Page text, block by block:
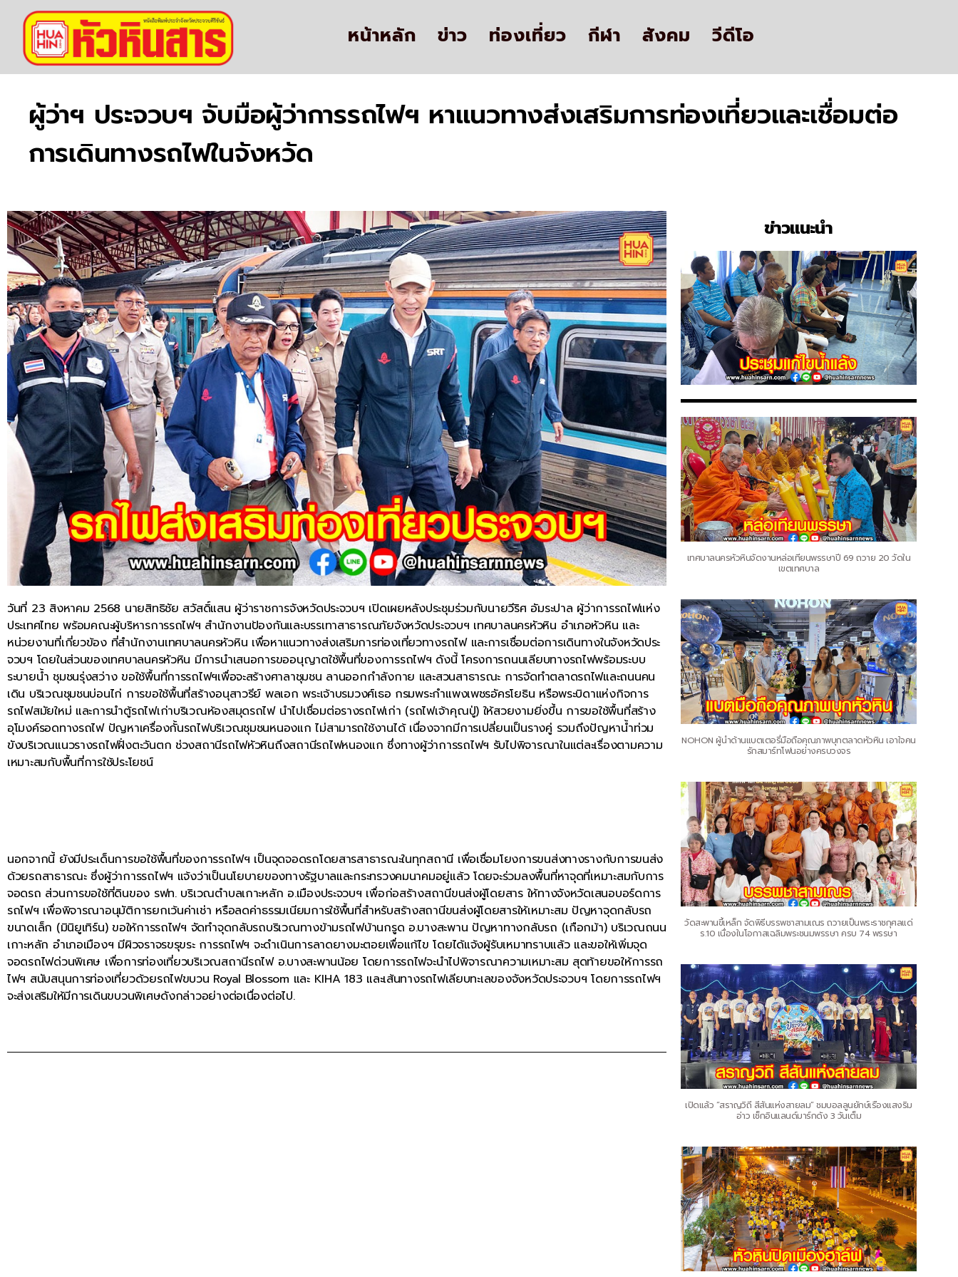
หน้าหลัก ข่าว ท่องเที่ยว กีฬา สังคม วีดีโอ
ผู้ว่าฯ ประจวบฯ จับมือผู้ว่าการรถไฟฯ หาแนวทางส่งเสริมการท่องเที่ยวและเชื่อมต่อ
การเดินทางรถไฟในจังหวัด
วันที่ 23 สิงหาคม 2568 นายสิทธิชัย สวัสดิ์แสน ผู้ว่าราชการจังหวัดประจวบฯ เปิดเผยหลังประชุมร่วมกับนายวีริศ อัมระปาล ผู้ว่าการรถไฟแห่ง
ประเทศไทย พร้อมคณะผู้บริหารการรถไฟฯ สำนักงานป้องกันและบรรเทาสาธารณภัยจังหวัดประจวบฯ เทศบาลนครหัวหิน อำเภอหัวหิน และ
หน่วยงานที่เกี่ยวข้อง ที่สำนักงานเทศบาลนครหัวหิน เพื่อหาแนวทางส่งเสริมการท่องเที่ยวทางรถไฟ และการเชื่อมต่อการเดินทางในจังหวัดประ
จวบฯ โดยในส่วนของเทศบาลนครหัวหิน มีการนำเสนอการขออนุญาตใช้พื้นที่ของการรถไฟฯ ดังนี้ โครงการถนนเลียบทางรถไฟพร้อมระบบ
ระบายน้ำ ชุมชนรุ่งสว่าง ขอใช้พื้นที่การรถไฟฯเพื่อจะสร้างศาลาชุมชน ลานออกกำลังกาย และสวนสาธารณะ การจัดทำตลาดรถไฟและถนนคน
เดิน บริเวณชุมชนบ่อนไก่ การขอใช้พื้นที่สร้างอนุสาวรีย์ พลเอก พระเจ้าบรมวงศ์เธอ กรมพระกำแพงเพชรอัครโยธิน หรือพระบิดาแห่งกิจการ
รถไฟสมัยใหม่ และการนำตู้รถไฟเก่าบริเวณห้องสมุดรถไฟ นำไปเชื่อมต่อรางรถไฟเก่า (รถไฟเจ้าคุณปู่) ให้สวยงามยิ่งขึ้น การขอใช้พื้นที่สร้าง
อุโมงค์รอดทางรถไฟ ปัญหาเครื่องกั้นรถไฟบริเวณชุมชนหนองแก ไม่สามารถใช้งานได้ เนื่องจากมีการเปลี่ยนเป็นรางคู่ รวมถึงปัญหาน้ำท่วม
ขังบริเวณแนวรางรถไฟฝั่งตะวันตก ช่วงสถานีรถไฟหัวหินถึงสถานีรถไฟหนองแก ซึ่งทางผู้ว่าการรถไฟฯ รับไปพิจารณาในแต่ละเรื่องตามความ
เหมาะสมกับพื้นที่การใช้ประโยชน์
นอกจากนี้ ยังมีประเด็นการขอใช้พื้นที่ของการรถไฟฯ เป็นจุดจอดรถโดยสารสาธารณะในทุกสถานี เพื่อเชื่อมโยงการขนส่งทางรางกับการขนส่ง
ด้วยรถสาธารณะ ซึ่งผู้ว่าการรถไฟฯ แจ้งว่าเป็นนโยบายของทางรัฐบาลและกระทรวงคมนาคมอยู่แล้ว โดยจะร่วมลงพื้นที่หาจุดที่เหมาะสมกับการ
จอดรถ ส่วนการขอใช้ที่ดินของ รฟท. บริเวณตำบลเกาะหลัก อ.เมืองประจวบฯ เพื่อก่อสร้างสถานีขนส่งผู้โดยสาร ให้ทางจังหวัดเสนอบอร์ดการ
รถไฟฯ เพื่อพิจารณาอนุมัติการยกเว้นค่าเช่า หรือลดค่าธรรมเนียมการใช้พื้นที่สำหรับสร้างสถานีขนส่งผู้โดยสารให้เหมาะสม ปัญหาจุดกลับรถ
ขนาดเล็ก (มินิยูเทิร์น) ขอให้การรถไฟฯ จัดทำจุดกลับรถบริเวณทางข้ามรถไฟบ้านกรูด อ.บางสะพาน ปัญหาทางกลับรถ (เกือกม้า) บริเวณถนน
เกาะหลัก อำเภอเมืองฯ มีผิวจราจรขรุขระ การรถไฟฯ จะดำเนินการลาดยางมะตอยเพื่อแก้ไข โดยได้แจ้งผู้รับเหมาทราบแล้ว และขอให้เพิ่มจุด
จอดรถไฟด่วนพิเศษ เพื่อการท่องเที่ยวบริเวณสถานีรถไฟ อ.บางสะพานน้อย โดยการรถไฟจะนำไปพิจารณาความเหมาะสม สุดท้ายขอให้การรถ
ไฟฯ สนับสนุนการท่องเที่ยวด้วยรถไฟขบวน Royal Blossom และ KIHA 183 และเส้นทางรถไฟเลียบทะเลของจังหวัดประจวบฯ โดยการรถไฟฯ
จะส่งเสริมให้มีการเดินขบวนพิเศษดังกล่าวอย่างต่อเนื่องต่อไป.
ข่าวแนะนำ
เทศบาลนครหัวหินจัดงานหล่อเทียนพรรษาปี 69 ถวาย 20 วัดใน
เขตเทศบาล
NOHON ผู้นำด้านแบตเตอรี่มือถือคุณภาพบุกตลาดหัวหิน เอาใจคน
รักสมาร์ทโฟนอย่างครบวงจร
วัดสะพานขี้เหล็ก จัดพิธีบรรพชาสามเณร ถวายเป็นพระราชกุศลแด่
ร.10 เนื่องในโอกาสเฉลิมพระชนมพรรษา ครบ 74 พรรษา
เปิดแล้ว “สราญวิถี สีสันแห่งสายลม” ชมบอลลูนยักษ์เรืองแสงริม
อ่าว เช็กอินแลนด์มาร์กดัง 3 วันเต็ม